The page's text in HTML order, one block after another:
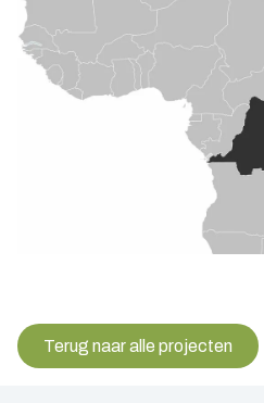
Terug naar alle projecten